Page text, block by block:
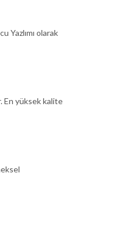
Yazlımı olarak
En yüksek kalite